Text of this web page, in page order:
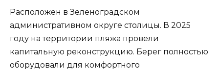
Расположен в Зеленоградском
административном округе столицы. В 2025
году на территории пляжа провели
капитальную реконструкцию. Берег полностью
оборудовали для комфортного